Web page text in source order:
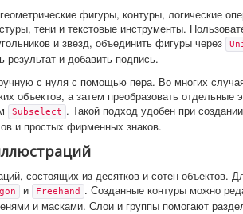
фигуры, контуры, логические
тени и текстовые инструменты.
и звезд, объединить фигуры через
результат и добавить подпись.
с нуля с помощью пера. Во многих
объектов, а затем преобразовать отдельные
Subselect . Такой подход удобен при
и простых фирменных знаков.
состоящих из десятков и сотен объектов.
и Freehand
. Созданные контуры можно
и масками. Слои и группы помогают